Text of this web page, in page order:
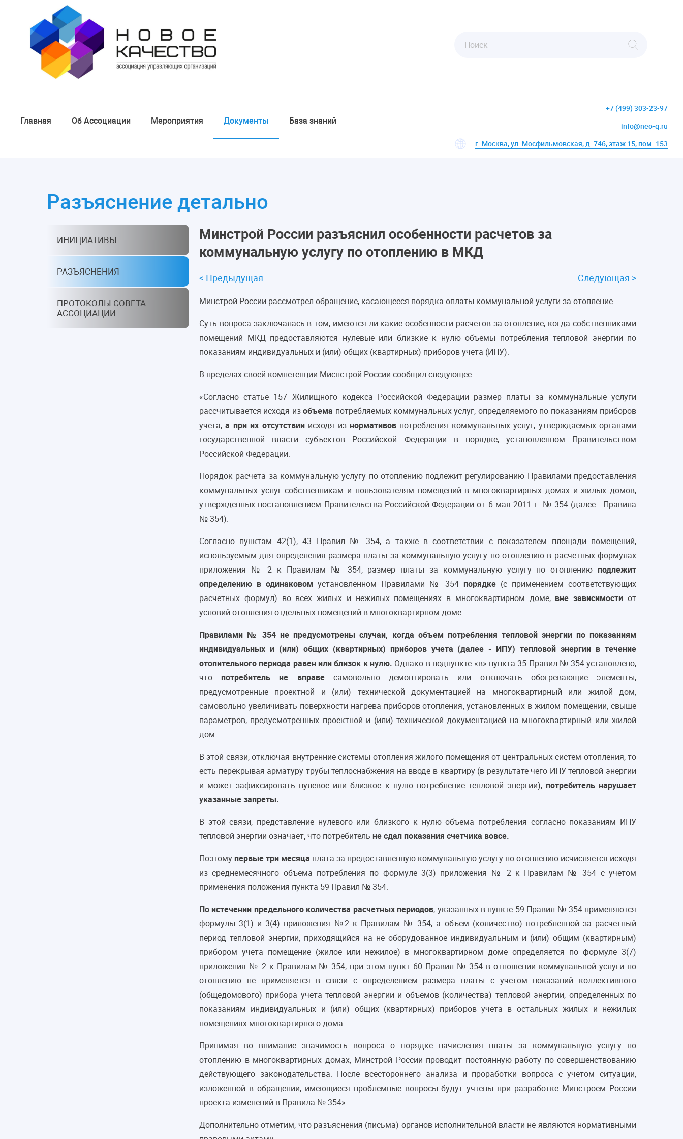
Главная Об Ассоциации Мероприятия Документы База знаний
+7 (499) 303-23-97
info@neo-q.ru
г. Москва, ул. Мосфильмовская, д. 74б, этаж 15, пом. 153
Разъяснение детально
ИНИЦИАТИВЫ
РАЗЪЯСНЕНИЯ
ПРОТОКОЛЫ СОВЕТА
АССОЦИАЦИИ
Минстрой России разъяснил особенности расчетов за
коммунальную услугу по отоплению в МКД
< Предыдущая Следующая >
Минстрой России рассмотрел обращение, касающееся порядка оплаты коммунальной услуги за отопление.
Суть вопроса заключалась в том, имеются ли какие особенности расчетов за отопление, когда собственниками
помещений МКД предоставляются нулевые или близкие к нулю объемы потребления тепловой энергии по
показаниям индивидуальных и (или) общих (квартирных) приборов учета (ИПУ).
В пределах своей компетенции Миснстрой России сообщил следующее.
«Согласно статье 157 Жилищного кодекса Российской Федерации размер платы за коммунальные услуги
рассчитывается исходя изобъема потребляемых коммунальных услуг, определяемого по показаниям приборов
учета,а при их отсутствииисходя из нормативовпотребления коммунальных услуг, утверждаемых органами
государственной власти субъектов Российской Федерации в порядке, установленном Правительством
Российской Федерации.
Порядок расчета за коммунальную услугу по отоплению подлежит регулированию Правилами предоставления
коммунальных услуг собственникам и пользователям помещений в многоквартирных домах и жилых домов,
утвержденных постановлением Правительства Российской Федерации от 6 мая 2011 г. № 354 (далее - Правила
№ 354).
Согласно пунктам 42(1), 43 Правил № 354, а также в соответствии с показателем площади помещений,
используемым для определения размера платы за коммунальную услугу по отоплению в расчетных формулах
приложения № 2 к Правилам № 354, размер платы за коммунальную услугу по отоплению подлежит
определению в одинаковом установленном Правилами № 354 порядке (с применением соответствующих
расчетных формул) во всех жилых и нежилых помещениях в многоквартирном доме, вне зависимости от
условий отопления отдельных помещений в многоквартирном доме.
Правилами № 354 не предусмотрены случаи, когда объем потребления тепловой энергии по показаниям
индивидуальных и (или) общих (квартирных) приборов учета (далее - ИПУ) тепловой энергии в течение
отопительного периода равен или близок к нулю. Однако в подпункте «в» пункта 35 Правил № 354 установлено,
чтопотребитель не вправесамовольно демонтировать или отключать обогревающие элементы,
предусмотренные проектной и (или) технической документацией на многоквартирный или жилой дом,
самовольно увеличивать поверхности нагрева приборов отопления, установленных в жилом помещении, свыше
параметров, предусмотренных проектной и (или) технической документацией на многоквартирный или жилой
дом.
В этой связи, отключая внутренние системы отопления жилого помещения от центральных систем отопления, то
есть перекрывая арматуру трубы теплоснабжения на вводе в квартиру (в результате чего ИПУ тепловой энергии
и может зафиксировать нулевое или близкое к нулю потребление тепловой энергии), потребитель нарушает
указанные запреты.
В этой связи, представление нулевого или близкого к нулю объема потребления согласно показаниям ИПУ
тепловой энергии означает, что потребитель не сдал показания счетчика вовсе.
Поэтомупервые три месяца плата за предоставленную коммунальную услугу по отоплению исчисляется исходя
из среднемесячного объема потребления по формуле 3(3) приложения № 2 к Правилам № 354 с учетом
применения положения пункта 59 Правил № 354.
По истечении предельного количества расчетных периодов, указанных в пункте 59 Правил № 354 применяются
формулы 3(1) и 3(4) приложения №2 к Правилам № 354, а объем (количество) потребленной за расчетный
период тепловой энергии, приходящийся на не оборудованное индивидуальным и (или) общим (квартирным)
прибором учета помещение (жилое или нежилое) в многоквартирном доме определяется по формуле 3(7)
приложения № 2 к Правилам № 354, при этом пункт 60 Правил № 354 в отношении коммунальной услуги по
отоплению не применяется в связи с определением размера платы с учетом показаний коллективного
(общедомового) прибора учета тепловой энергии и объемов (количества) тепловой энергии, определенных по
показаниям индивидуальных и (или) общих (квартирных) приборов учета в остальных жилых и нежилых
помещениях многоквартирного дома.
Принимая во внимание значимость вопроса о порядке начисления платы за коммунальную услугу по
отоплению в многоквартирных домах, Минстрой России проводит постоянную работу по совершенствованию
действующего законодательства. После всестороннего анализа и проработки вопроса с учетом ситуации,
изложенной в обращении, имеющиеся проблемные вопросы будут учтены при разработке Минстроем России
проекта изменений в Правила № 354».
Дополнительно отметим, что разъяснения (письма) органов исполнительной власти не являются нормативными